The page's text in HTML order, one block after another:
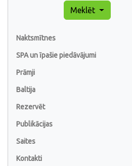
Meklēt
Naktsmītnes
SPA un īpašie piedāvājumi
Prāmji
Baltija
Rezervēt
Publikācijas
Saites
Kontakti